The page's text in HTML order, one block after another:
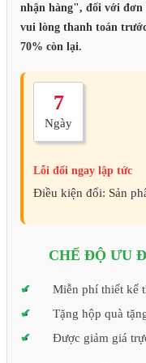
nhận hàng", đối với đơn
vui lòng thanh toán
70% còn lại.
7
Ngày
Lỗi đổi ngay lập tức
Điều kiện đổi: Sản
CHẾ ĐỘ ƯU
Miễn phí thiết kế
Tặng hộp quà
Được giảm giá